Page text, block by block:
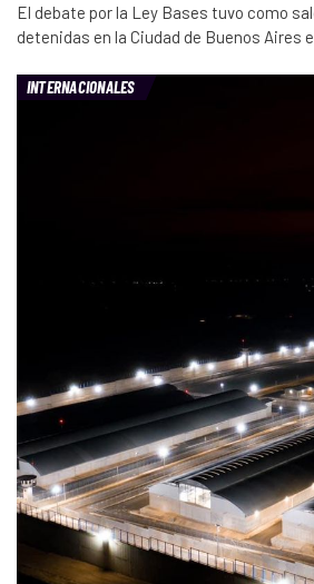
El debate por la Ley Bases tuvo como
detenidas en la Ciudad de Buenos Aires
INTERNACIONALES